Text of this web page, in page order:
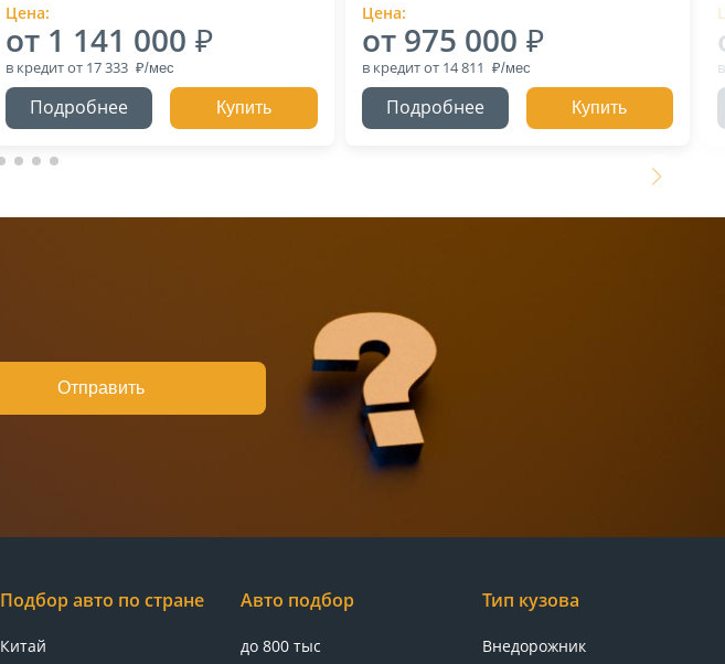
Цена:
от 1 141 000
в кредитот 17 333
Подробнее Купить
Цена:
от 975 000
в кредитот 14 811
Подробнее Купить
Отправить
Подбор авто по стране
Китай
Авто подбор
до 800 тыс
Тип кузова
Внедорожник